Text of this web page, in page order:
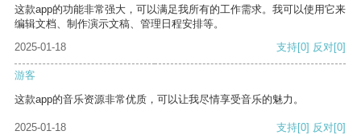
这款app的功能非常强大，可以满足我所有的工作需求。我可以使用它来
编辑文档、制作演示文稿、管理日程安排等。
2025-01-18
支持[0] 反对[0]
游客
这款app的音乐资源非常优质，可以让我尽情享受音乐的魅力。
2025-01-18 支持[0] 反对[0]